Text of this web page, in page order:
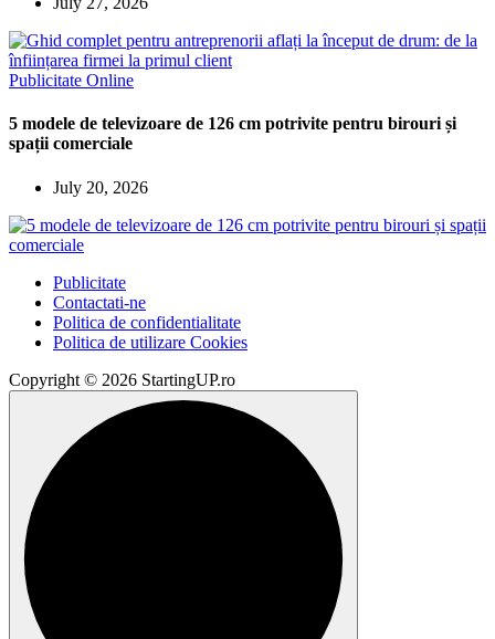
Publicitate Online
5 modele de televizoare de 126 cm potrivite pentru birouri și
spații comerciale
July 20, 2026
Publicitate
Contactati-ne
Politica de confidentialitate
Politica de utilizare Cookies
Copyright © 2026 StartingUP.ro